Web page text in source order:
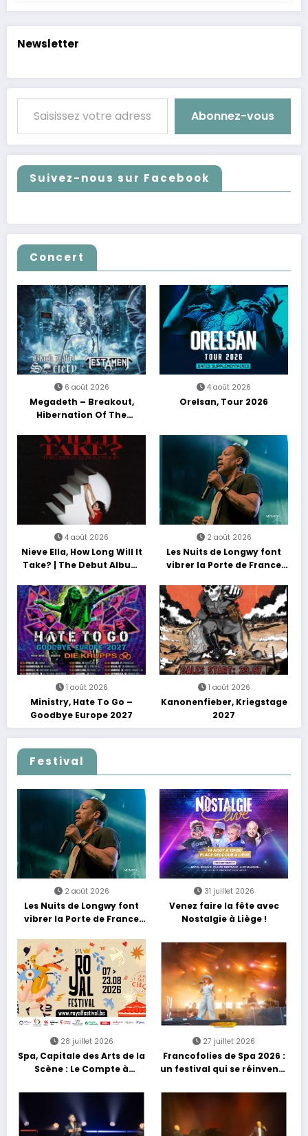
Newsletter
Saisissez votre adresse e-mail…
Abonnez-vous
Suivez-nous sur Facebook
Concert
6 août 2026
Megadeth – Breakout,
Hibernation Of The
4 août 2026
Orelsan, Tour 2026
4 août 2026
Nieve Ella, How Long Will It
Take? | The Debut Album
2 août 2026
Les Nuits de Longwy font
vibrer la Porte de France
découvertes et énergie
reggae
1 août 2026
Ministry, Hate To Go –
Goodbye Europe 2027
1 août 2026
Kanonenfieber, Kriegstage
2027
Festival
2 août 2026
Les Nuits de Longwy font
vibrer la Porte de France
découvertes et énergie
reggae
31 juillet 2026
Venez faire la fête avec
Nostalgie à Liège !
28 juillet 2026
Spa, Capitale des Arts de la
Scène : Le Compte à
27 juillet 2026
Francofolies de Spa 2026 :
un festival qui se réinvente
grands moments de scène